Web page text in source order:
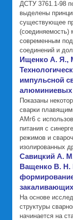
ДСТУ 3761.1-98
выделены
существующее
(соединяемость)
современным
соединений и
Ищенко А. Я.,
импульсной
алюминиевых
Показаны
сварки
АМг6 с
питания с
режимов и
изолированных
Савицкий А.
Ващенко В. Н.
На основе
структуры
начинается на